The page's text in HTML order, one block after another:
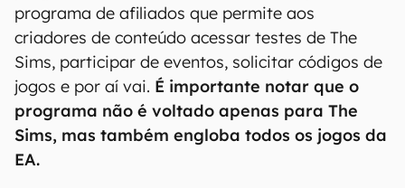
programa de afiliados que permite aos
criadores de conteúdo acessar testes de The
Sims, participar de eventos, solicitar códigos de
jogos e por aí vai. É importante notar que o
programa não é voltado apenas para The
Sims, mas também engloba todos os jogos da
EA.